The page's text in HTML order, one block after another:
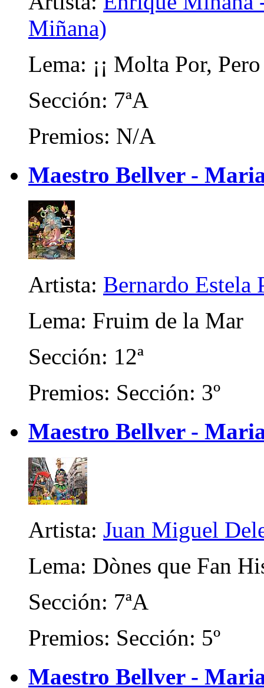
Miñana)
Lema: ¡¡ Molta Por,
Sección: 7ªA
Premios: N/A
Maestro Bellver -
Artista: Bernardo Estela
Lema: Fruim de la Mar
Sección: 12ª
Premios: Sección: 3º
Maestro Bellver -
Artista: Juan Miguel
Lema: Dònes que Fan
Sección: 7ªA
Premios: Sección: 5º
Maestro Bellver -